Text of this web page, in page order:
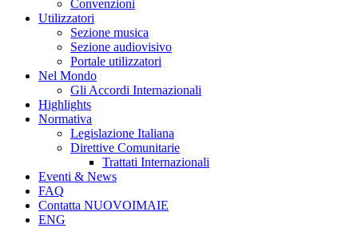
Convenzioni
Utilizzatori
Sezione musica
Sezione audiovisivo
Portale utilizzatori
Nel Mondo
Gli Accordi Internazionali
Highlights
Normativa
Legislazione Italiana
Direttive Comunitarie
Trattati Internazionali
Eventi & News
FAQ
Contatta NUOVOIMAIE
ENG